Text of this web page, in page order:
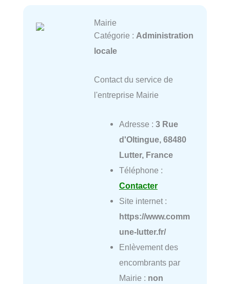
Mairie
Catégorie : Administration
locale
Contact du service de
l'entreprise Mairie
Adresse : 3 Rue
d'Oltingue, 68480
Lutter, France
Téléphone :
Contacter
Site internet :
https://www.comm
une-lutter.fr/
Enlèvement des
encombrants par
Mairie : non